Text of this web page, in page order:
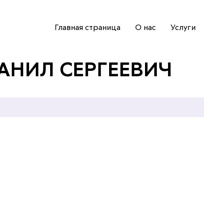
Главная страница О нас Услуги
СЕРГЕЕВИЧ